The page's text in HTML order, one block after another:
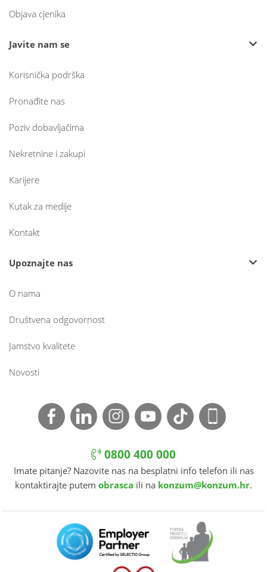
Objava cjenika
Javite nam se
Korisnička podrška
Pronađite nas
Poziv dobavljačima
Nekretnine i zakupi
Karijere
Kutak za medije
Kontakt
Upoznajte nas
O nama
Društvena odgovornost
Jamstvo kvalitete
Novosti
0800 400 000
Imate pitanje? Nazovite nas na besplatni info telefon ili nas
kontaktirajte putem obrasca ili na konzum@konzum.hr.